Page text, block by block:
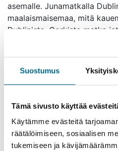
Suostumus
Tämä sivusto käyttää
Käytämme evästeitä
räätälöimiseen, sosiaalisen
tukemiseen ja
asemalle. Junamatkalla
maalaismaisemaa, mitä
Dublinista. Corkista matka
kuuluisaa Blarneyn linnaa,
jatkuu kohti Cobhia, jossa
katedraalissa ja Cobh
Hotel Killarney 4* hotelliin,
kaunis kaupunki upean
vieressä. Yhteinen illallinen.